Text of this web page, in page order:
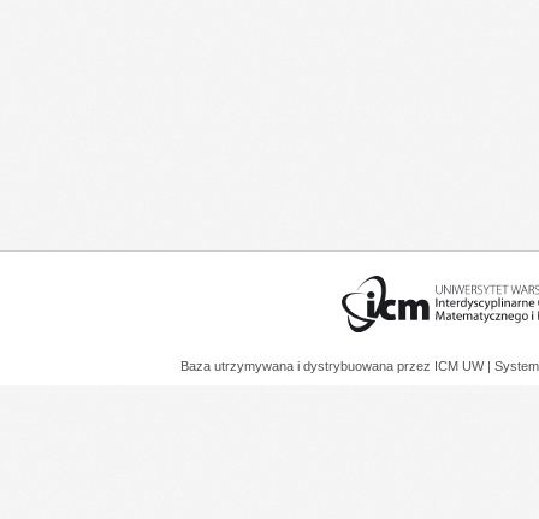
Baza utrzymywana i dystrybuowana przez ICM UW |